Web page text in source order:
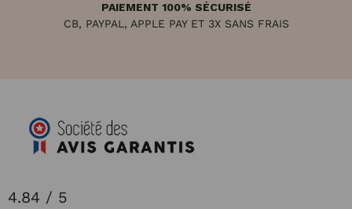
PAIEMENT 100% SÉCURISÉ
CB, PAYPAL, APPLE PAY ET 3X SANS FRAIS
4.84 / 5